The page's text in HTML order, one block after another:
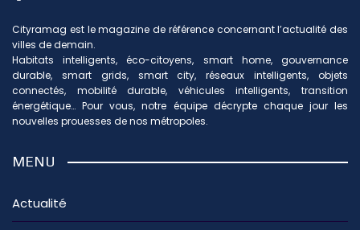
Cityramag est le magazine de référence concernant l’actualité des
villes de demain.
Habitats intelligents, éco-citoyens, smart home, gouvernance
durable, smart grids, smart city, réseaux intelligents, objets
connectés, mobilité durable, véhicules intelligents, transition
énergétique… Pour vous, notre équipe décrypte chaque jour les
nouvelles prouesses de nos métropoles.
MENU
Actualité